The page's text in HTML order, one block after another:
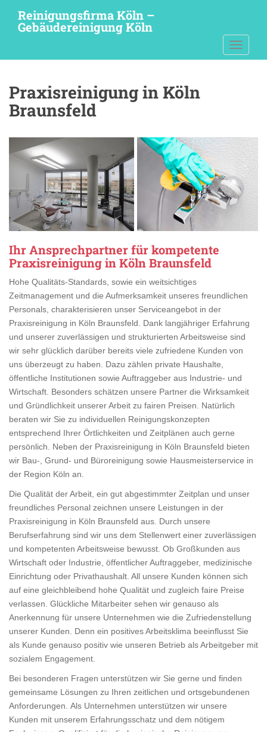
t
Reinigungsfirma Köln –
Gebäudereinigung Köln
Praxisreinigung in Köln
Braunsfeld
Ihr Ansprechpartner für kompetente
Praxisreinigung in Köln Braunsfeld
Hohe Qualitäts-Standards, sowie ein weitsichtiges
Zeitmanagement und die Aufmerksamkeit unseres freundlichen
Personals, charakterisieren unser Serviceangebot in der
Praxisreinigung in Köln Braunsfeld. Dank langjähriger Erfahrung
und unserer zuverlässigen und strukturierten Arbeitsweise sind
wir sehr glücklich darüber bereits viele zufriedene Kunden von
uns überzeugt zu haben. Dazu zählen private Haushalte,
öffentliche Institutionen sowie Auftraggeber aus Industrie- und
Wirtschaft. Besonders schätzen unsere Partner die Wirksamkeit
und Gründlichkeit unserer Arbeit zu fairen Preisen. Natürlich
beraten wir Sie zu individuellen Reinigungskonzepten
entsprechend Ihrer Örtlichkeiten und Zeitplänen auch gerne
persönlich. Neben der Praxisreinigung in Köln Braunsfeld bieten
wir Bau-, Grund- und Büroreinigung sowie Hausmeisterservice in
der Region Köln an.
Die Qualität der Arbeit, ein gut abgestimmter Zeitplan und unser
freundliches Personal zeichnen unsere Leistungen in der
Praxisreinigung in Köln Braunsfeld aus. Durch unsere
Berufserfahrung sind wir uns dem Stellenwert einer zuverlässigen
und kompetenten Arbeitsweise bewusst. Ob Großkunden aus
Wirtschaft oder Industrie, öffentlicher Auftraggeber, medizinische
Einrichtung oder Privathaushalt. All unsere Kunden können sich
auf eine gleichbleibend hohe Qualität und zugleich faire Preise
verlassen. Glückliche Mitarbeiter sehen wir genauso als
Anerkennung für unsere Unternehmen wie die Zufriedenstellung
unserer Kunden. Denn ein positives Arbeitsklima beeinflusst Sie
als Kunde genauso positiv wie unseren Betrieb als Arbeitgeber mit
sozialem Engagement.
Bei besonderen Fragen unterstützen wir Sie gerne und finden
gemeinsame Lösungen zu Ihren zeitlichen und ortsgebundenen
Anforderungen. Als Unternehmen unterstützen wir unsere
Kunden mit unserem Erfahrungsschatz und dem nötigem